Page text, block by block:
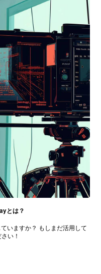
とは？
いますか？ もしまだ活用して
い！